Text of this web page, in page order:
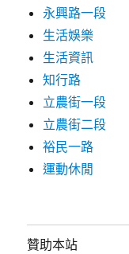
永興路一段
生活娛樂
生活資訊
知行路
立農街一段
立農街二段
裕民一路
運動休閒
贊助本站